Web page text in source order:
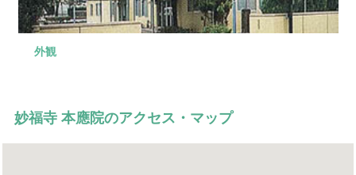
外観
式場
控え室
控え室
外観
妙福寺 本應院のアクセス・マップ